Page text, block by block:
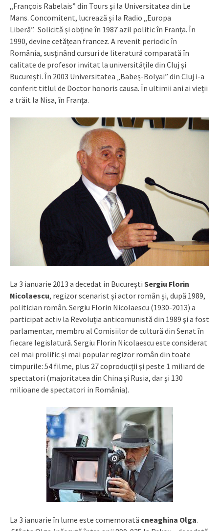
„François Rabelais” din Tours și la Universitatea din Le
Mans. Concomitent, lucrează și la Radio „Europa
Liberă”. Solicită și obține în 1987 azil politic în Franța. În
1990, devine cetățean francez. A revenit periodic în
România, susținând cursuri de literatură comparată în
calitate de profesor invitat la universitățile din Cluj și
București. În 2003 Universitatea „Babeș-Bolyai” din Cluj i-a
conferit titlul de Doctor honoris causa. În ultimii ani ai vieţii
a trăit la Nisa, în Franţa.
La 3 ianuarie 2013 a decedat in Bucureşti Sergiu Florin
Nicolaescu, regizor scenarist și actor român și, după 1989,
politician român. Sergiu Florin Nicolaescu (1930-2013) a
participat activ la Revoluţia anticomunistă din 1989 şi a fost
parlamentar, membru al Comisiilor de cultură din Senat în
fiecare legislatură. Sergiu Florin Nicolaescu este considerat
cel mai prolific și mai popular regizor român din toate
timpurile: 54 filme, plus 27 coproducții și peste 1 miliard de
spectatori (majoritatea din China și Rusia, dar și 130
milioane de spectatori in România).
La 3 ianuarie în lume este comemorată cneaghina Olga.